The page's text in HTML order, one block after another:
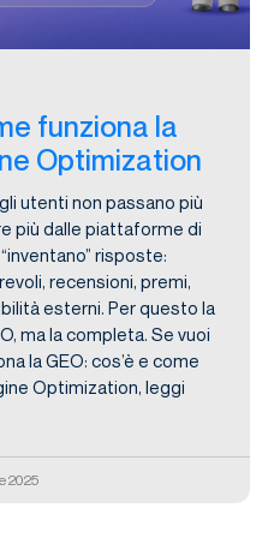
funziona la
Optimization
utenti non passano più
più dalle piattaforme di
risposte:
recensioni, premi,
esterni. Per questo la
ma la completa. Se vuoi
la GEO: cos’è e come
Optimization, leggi
2025